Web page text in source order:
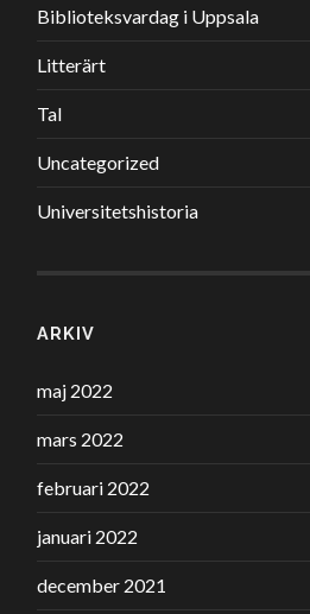
Biblioteksvardag i Uppsala
Litterärt
Tal
Uncategorized
Universitetshistoria
ARKIV
maj 2022
mars 2022
februari 2022
januari 2022
december 2021